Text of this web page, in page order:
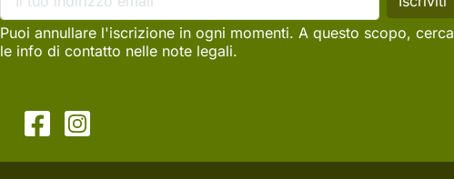
Puoi annullare l'iscrizione in ogni momenti. A questo scopo, cerca
le info di contatto nelle note legali.